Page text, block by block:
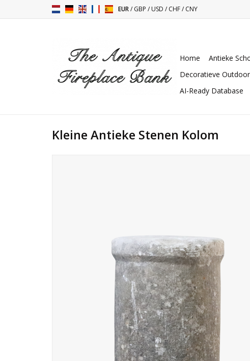
EUR/GBP /USD /CHF/CNY
Home Antieke
Decoratieve
AI-Ready Database
Kleine Antieke Stenen Kolom